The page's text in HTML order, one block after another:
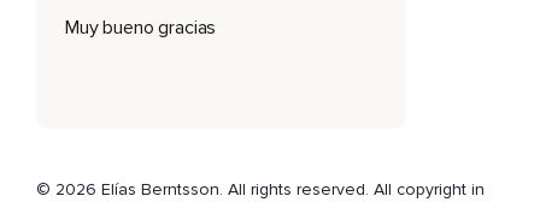
haya tenido.
Muy bueno gracias
© 2026 Elías Berntsson. All rights reserved. All copyright in